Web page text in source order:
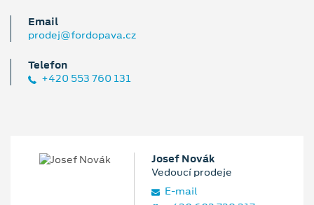
Email
prodej@fordopava.cz
Telefon
+420 553 760 131
Josef Novák
Vedoucí prodeje
E‑mail